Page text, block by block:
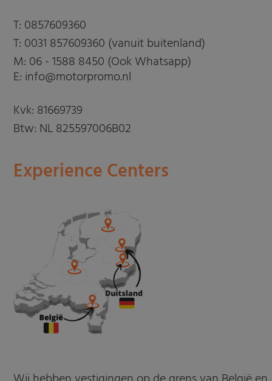
T: 0857609360
T: 0031 857609360 (vanuit buitenland)
M: 06 - 1588 8450 (Ook Whatsapp)
E: info@motorpromo.nl
Kvk: 81669739
Btw: NL 825597006B02
Experience Centers